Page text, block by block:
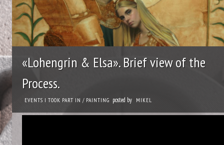
«Lohengrin & Elsa». Brief view of the
Process.
EVENTS I TOOK PART IN / PAINTING posted by MIKEL